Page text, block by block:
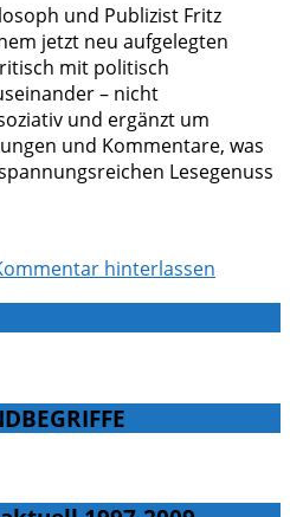
und Publizist Fritz
jetzt neu aufgelegten
mit politisch
– nicht
und ergänzt um
und Kommentare, was
Lesegenuss
hinterlassen